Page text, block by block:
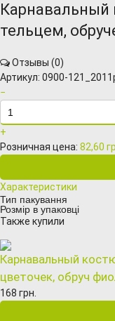
Карнавальный
тельцем,
Отзывы (0)
Артикул: 0900-
−
+
Розничная цена: 82,60
Характеристики
Тип пакування
Розмір в упаковці
Также купили
Карнавальный
цветочек, обруч
168 грн.